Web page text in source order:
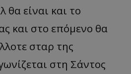
είναι και το
και στο επόμενο θα
σταρ της
στη Σάντος